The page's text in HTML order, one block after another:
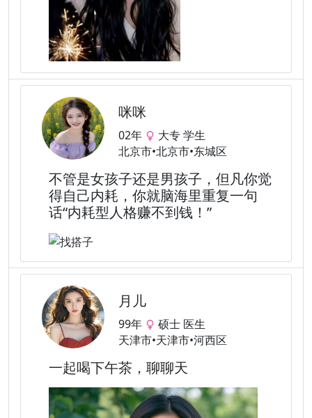
咪咪
02年
大专 学生
北京市•北京市•东城区
不管是女孩子还是男孩子，但凡你觉
得自己内耗，你就脑海里重复一句
话“内耗型人格赚不到钱！”
月儿
99年
硕士 医生
天津市•天津市•河西区
一起喝下午茶，聊聊天